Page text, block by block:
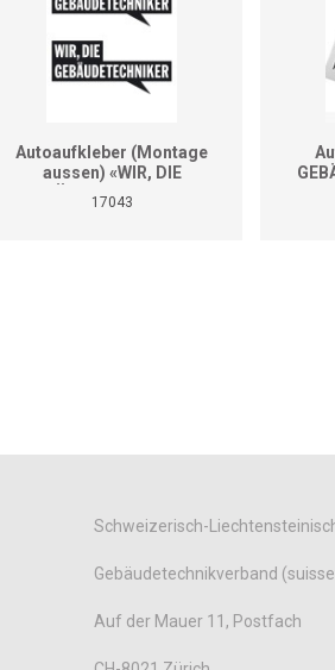
Autoaufkleber (Montage
aussen) «WIR, DIE
GEBÄUDETECHNIKER»
(Format A4)
17043
Schweizerisch-
Gebäudetechnikverband
Auf der Mauer 11, Postfach